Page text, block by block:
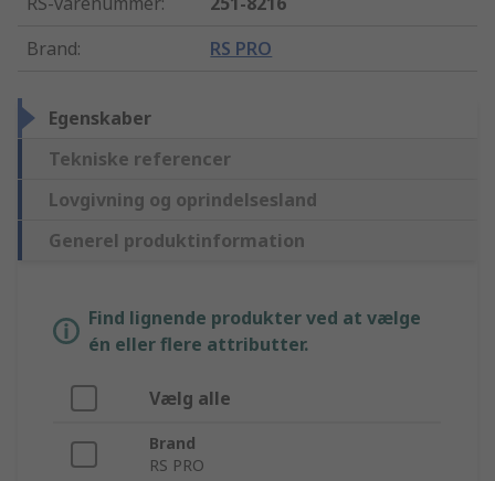
Brand: RS PRO
Egenskaber
Tekniske referencer
Lovgivning og oprindelsesland
Generel produktinformation
Find lignende produkter ved at vælge
én eller flere attributter.
Vælg alle
Brand
RS PRO